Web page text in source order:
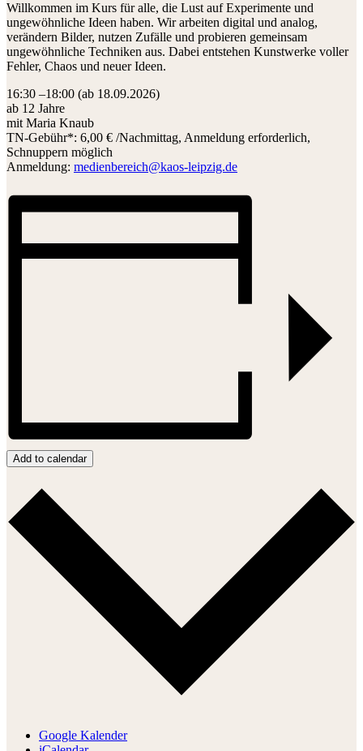
Willkommen im Kurs für alle, die Lust auf Experimente und
ungewöhnliche Ideen haben. Wir arbeiten digital und analog,
verändern Bilder, nutzen Zufälle und probieren gemeinsam
ungewöhnliche Techniken aus. Dabei entstehen Kunstwerke voller
Fehler, Chaos und neuer Ideen.
16:30 –18:00 (ab 18.09.2026)
ab 12 Jahre
mit Maria Knaub
TN-Gebühr*: 6,00 € /Nachmittag, Anmeldung erforderlich,
Schnuppern möglich
Anmeldung: medienbereich@kaos-leipzig.de
Add to calendar
Google Kalender